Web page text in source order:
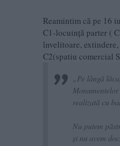
Reamintim că pe 16
C1-locuință parter (
învelitoare,
C2(spatiu comercial
„Pe lângă
realizată cu
Nu putem
și nu avem